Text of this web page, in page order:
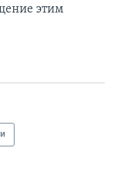
этим